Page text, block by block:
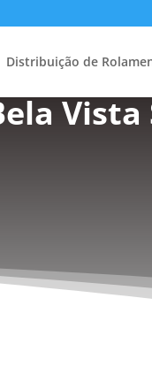
Distribuição de
Vista